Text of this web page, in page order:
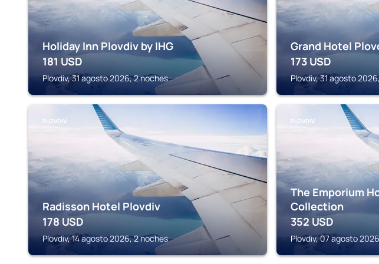
Holiday Inn Plovdiv by IHG
181 USD
Plovdiv, 31 agosto 2026, 2 noches
Grand Hotel
173 USD
Plovdiv, 31 agosto
PLOVDIV
Radisson Hotel Plovdiv
178 USD
Plovdiv, 14 agosto 2026, 2 noches
PLOVDIV
The Emporium
Collection
352 USD
Plovdiv, 07 agosto